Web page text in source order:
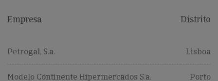
Empresa Distrito
Petrogal, S.a. Lisboa
Modelo Continente Hipermercados S.a. Porto